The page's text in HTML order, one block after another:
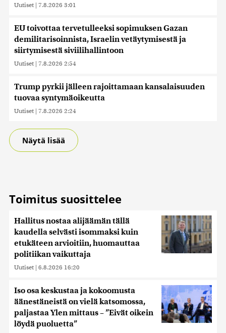
Uutiset | 7.8.2026 3:01
EU toivottaa tervetulleeksi sopimuksen Gazan
demilitarisoinnista, Israelin vetäytymisestä ja
siirtymisestä siviilihallintoon
Uutiset | 7.8.2026 2:54
Trump pyrkii jälleen rajoittamaan kansalaisuuden
tuovaa syntymäoikeutta
Uutiset | 7.8.2026 2:24
Näytä lisää
Toimitus suosittelee
Hallitus nostaa alijäämän tällä
kaudella selvästi isommaksi kuin
etukäteen arvioitiin, huomauttaa
politiikan vaikuttaja
Uutiset | 6.8.2026 16:20
Iso osa keskustaa ja kokoomusta
äänestäneistä on vielä katsomossa,
paljastaa Ylen mittaus – ”Eivät oikein
löydä puoluetta”